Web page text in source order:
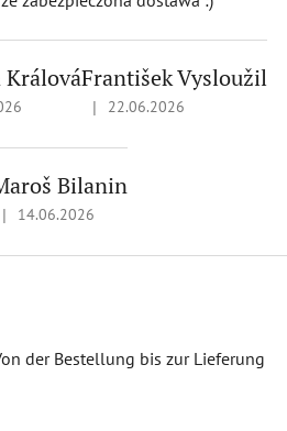
5 stele.
Králová
este 5 din 5 stele.
František Vysloužil
Ratingul magazinului este
| 22.06.2026
din 5 stele.
Bilanin
Ratingul magazinului este 5 din 5
| 14.06.2026
5 stele.
der Bestellung bis zur Lieferung